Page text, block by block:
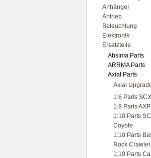
Anhänger
Antrieb
Beleuchtung
Elektronik
Ersatzteile
Absima Parts
ARRMA Parts
Axial Parts
Axial
1:6 Parts
1:8 Parts
1:10 Parts
Coyote
1:10 Parts
Rock Crawler
1:10 Parts